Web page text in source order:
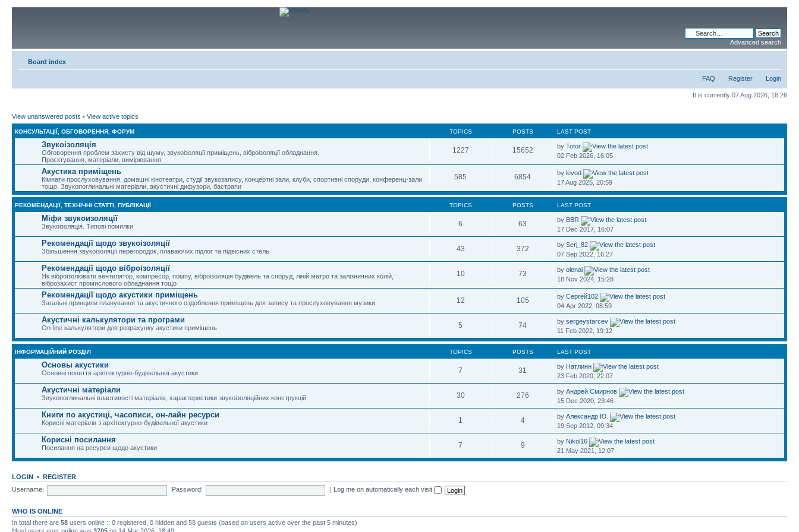
Advanced search
Board index
FAQ Register Login
It is currently 07 Aug 2026, 18:26
View unanswered posts • View active topics
КОНСУЛЬТАЦІЇ, ОБГОВОРЕННЯ, ФОРУМ TOPICS POSTS LAST POST
Звукоізоляція
Обговорення проблем захисту від шуму, звукоізоляції приміщень, віброізоляції обладнання.
Проєктування, матеріали, вимірювання
1227 15652 byTotor
02 Feb 2026, 16:05
Акустика приміщень
Кімнати прослуховування, домашні кінотеатри, студії звукозапису, концертні зали, клуби, спортивні споруди, конференц-зали
тощо. Звукопоглинальні матеріали, акустичні дифузори, бастрапи
585 6854 bylevod
17 Aug 2025, 20:59
РЕКОМЕНДАЦІЇ, ТЕХНІЧНІ СТАТТІ, ПУБЛІКАЦІЇ TOPICS POSTS LAST POST
Міфи звукоизоляції
Звукоізоляція. Типові помилки 6 63 by BBR
17 Dec 2017, 16:07
Рекомендації щодо звукоізоляції
Збільшення звукоізоляції перегородок, плаваючих підлог та підвісних стель 43 372 bySerj_82
07 Sep 2022, 16:27
Рекомендації щодо віброізоляції
Як віброізолювати вентилятор, компресор, помпу, віброізоляція будівель та споруд, ліній метро та залізничних колій,
віброзахист промислового обладнання тощо
10 73 byolenai
18 Nov 2024, 15:28
Рекомендації щодо акустики приміщень
Загальні принципи планування та акустичного оздоблення приміщень для запису та прослуховування музики 12 105 byСергей102
04 Apr 2022, 08:59
Акустичні калькулятори та програми
On-line калькулятори для розрахунку акустики приміщень 5 74 bysergeystarcev
11 Feb 2022, 19:12
ІНФОРМАЦІЙНИЙ РОЗДІЛ TOPICS POSTS LAST POST
Основы акустики
Основні поняття архітектурно-будівельної акустики 7 31 by Натлинн
23 Feb 2020, 22:07
Акустичні матеріали
Звукопоглинальні властивості матеріалів, характеристики звукоізоляційних конструкцій 30 276 byАндрей Смирнов
15 Dec 2020, 23:46
Книги по акустиці, часописи, он-лайн ресурси
Корисні матеріали з архітектурно-будівельної акустики 1 4 byАлександр Ю.
19 Sep 2012, 09:34
Корисні посилання
Посилання на ресурси щодо акустики 7 9 by Nikol16
21 May 2021, 12:07
LOGIN • REGISTER
Username:
Password: Log me on automatically each visit
WHO IS ONLINE
In total there are 58 users online :: 0 registered, 0 hidden and 58 guests (based on users active over the past 5 minutes)
Most users ever online was 3705 on 14 Mar 2026, 18:49